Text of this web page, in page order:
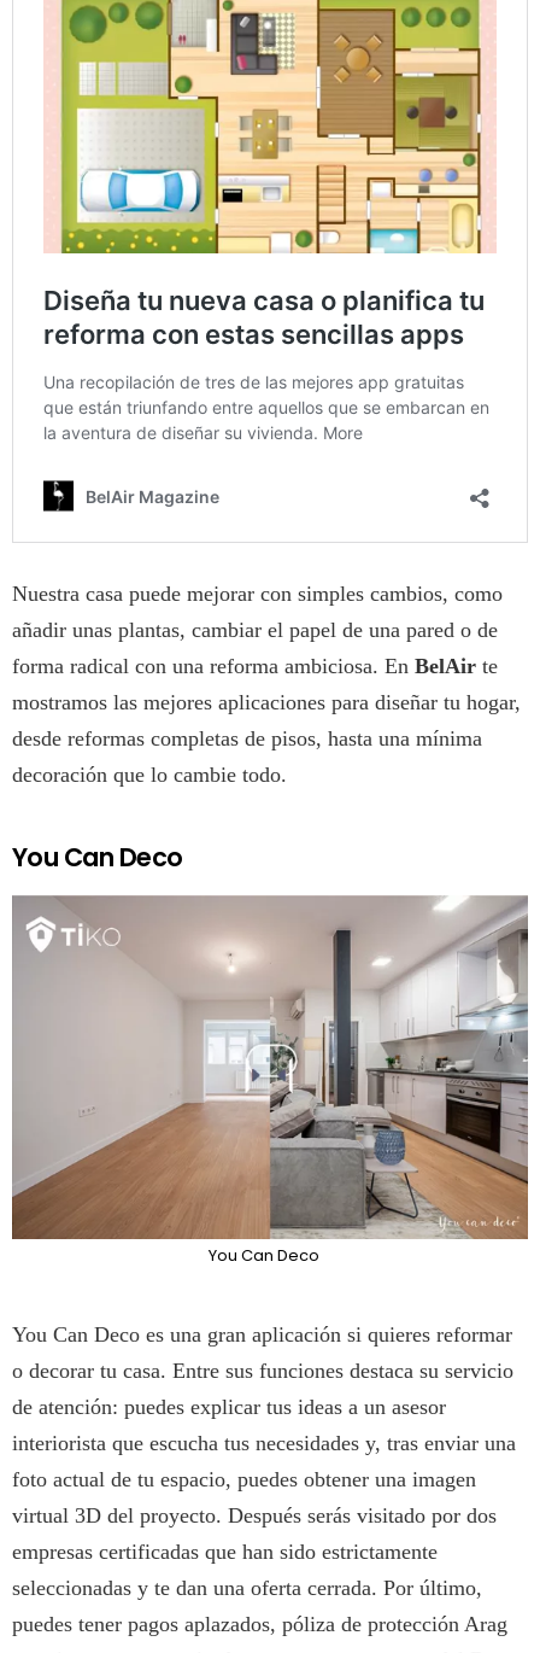
Nuestra casa puede mejorar con simples cambios, como
añadir unas plantas, cambiar el papel de una pared o de
forma radical con una reforma ambiciosa. En BelAir te
mostramos las mejores aplicaciones para diseñar tu hogar,
desde reformas completas de pisos, hasta una mínima
decoración que lo cambie todo.
You Can Deco
You Can Deco
You Can Deco es una gran aplicación si quieres reformar
o decorar tu casa. Entre sus funciones destaca su servicio
de atención: puedes explicar tus ideas a un asesor
interiorista que escucha tus necesidades y, tras enviar una
foto actual de tu espacio, puedes obtener una imagen
virtual 3D del proyecto. Después serás visitado por dos
empresas certificadas que han sido estrictamente
seleccionadas y te dan una oferta cerrada. Por último,
puedes tener pagos aplazados, póliza de protección Arag